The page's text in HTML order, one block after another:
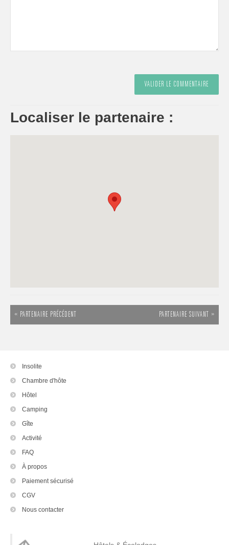
Localiser le partenaire :
« PARTENAIRE PRÉCÉDENT PARTENAIRE SUIVANT »
Insolite
Chambre d'hôte
Hôtel
Camping
Gîte
Activité
FAQ
À propos
Paiement sécurisé
CGV
Nous contacter